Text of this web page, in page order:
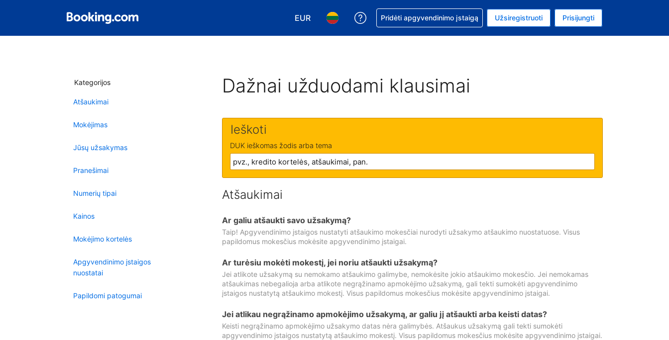
EUR
Pasirinkite valiutą. Jūsų pasirinkta valiuta: Euras
Pasirinkite kalbą. Jūsų pasirinkta kalba: Lietuvių
Pagalba dėl užsakymo
Pridėti apgyvendinimo įstaigą Užsiregistruoti Prisijungti
Kategorijos
Atšaukimai
Mokėjimas
Jūsų užsakymas
Pranešimai
Numerių tipai
Kainos
Mokėjimo kortelės
Apgyvendinimo įstaigos
nuostatai
Papildomi patogumai
Dažnai užduodami klausimai
Ieškoti
DUK ieškomas žodis arba tema
Atšaukimai
Ar galiu atšaukti savo užsakymą?
Taip! Apgyvendinimo įstaigos nustatyti atšaukimo mokesčiai nurodyti užsakymo atšaukimo nuostatuose. Visus
papildomus mokesčius mokėsite apgyvendinimo įstaigai.
Ar turėsiu mokėti mokestį, jei noriu atšaukti užsakymą?
Jei atlikote užsakymą su nemokamo atšaukimo galimybe, nemokėsite jokio atšaukimo mokesčio. Jei nemokamas
atšaukimas nebegalioja arba atlikote negrąžinamo apmokėjimo užsakymą, gali tekti sumokėti apgyvendinimo
įstaigos nustatytą atšaukimo mokestį. Visus papildomus mokesčius mokėsite apgyvendinimo įstaigai.
Jei atlikau negrąžinamo apmokėjimo užsakymą, ar galiu jį atšaukti arba keisti datas?
Keisti negrąžinamo apmokėjimo užsakymo datas nėra galimybės. Atšaukus užsakymą gali tekti sumokėti
apgyvendinimo įstaigos nustatytą atšaukimo mokestį. Visus papildomus mokesčius mokėsite apgyvendinimo įstaigai.